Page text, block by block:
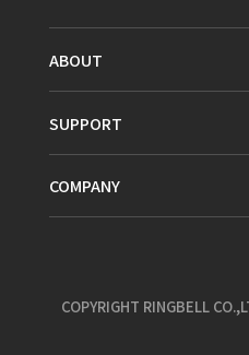
ABOUT
SUPPORT
COMPANY
COPYRIGHT RINGBELL